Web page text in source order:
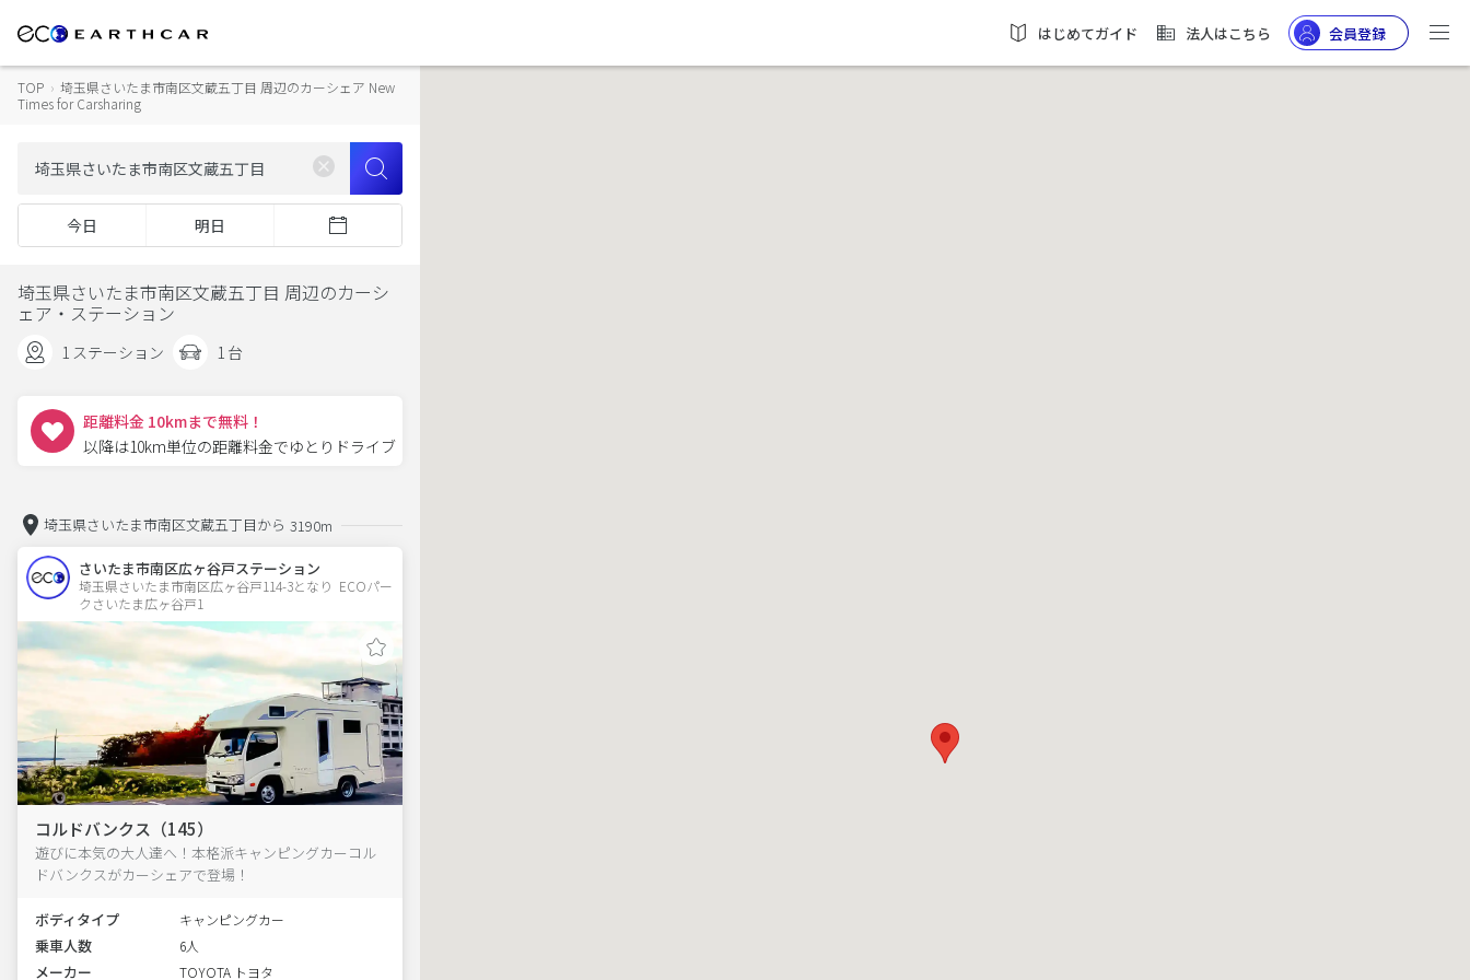
はじめてガイド 法人はこちら 会員登録
TOP › 埼玉県さいたま市南区文蔵五丁目 周辺のカーシェア New
Times for Carsharing
今日 明日
埼玉県さいたま市南区文蔵五丁目 周辺のカーシ
ェア・ステーション
1 ステーション 1 台
距離料金 10kmまで無料！
以降は10km単位の距離料金でゆとりドライブ
埼玉県さいたま市南区文蔵五丁目から 3190m
さいたま市南区広ヶ谷戸ステーション
埼玉県さいたま市南区広ヶ谷戸114-3となり  ECOパー
クさいたま広ヶ谷戸1
コルドバンクス（145）
遊びに本気の大人達へ！本格派キャンピングカーコル
ドバンクスがカーシェアで登場！
ボディタイプ キャンピングカー
乗車人数 6人
メーカー TOYOTA トヨタ